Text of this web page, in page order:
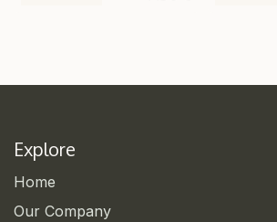
Explore
Home
Our Company